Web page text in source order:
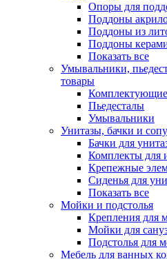
Опоры для
Поддоны
Поддоны из
Поддоны
Показать все
Умывальники,
товары
Комплектующие
Пьедесталы
Умывальники
Унитазы, бачки и
Бачки для
Комплекты для
Крепежные
Сиденья для
Показать все
Мойки и подстолья
Крепления для
Мойки для
Подстолья для
Мебель для ванных